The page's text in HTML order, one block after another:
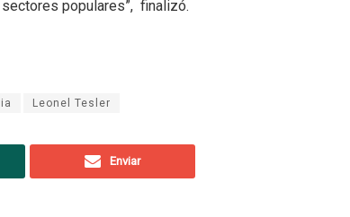
populares”, finalizó.
Leonel Tesler
Enviar